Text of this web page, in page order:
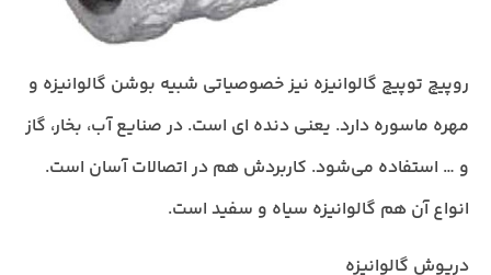
روپیچ توپیچ گالوانیزه نیز خصوصیاتی شبیه بوشن گالوانیزه و
مهره ماسوره دارد. یعنی دنده ای است. در صنایع آب، بخار، گاز
و … استفاده می‌شود. کاربردش هم در اتصالات آسان است.
انواع آن هم گالوانیزه سیاه و سفید است.
درپوش گالوانیزه